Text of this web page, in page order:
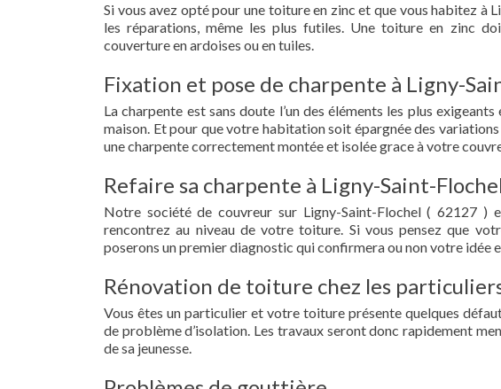
Si vous avez opté pour une toiture en zinc et que vous habitez à
les réparations, même les plus futiles. Une toiture en zinc
couverture en ardoises ou en tuiles.
Fixation et pose de charpente à Ligny-
La charpente est sans doute l’un des éléments les plus
maison. Et pour que votre habitation soit épargnée des
une charpente correctement montée et isolée grace à votre
Refaire sa charpente à Ligny-Saint-
Notre société de couvreur sur Ligny-Saint-Flochel ( 62127 )
rencontrez au niveau de votre toiture. Si vous pensez que
poserons un premier diagnostic qui confirmera ou non votre idée
Rénovation de toiture chez les
Vous êtes un particulier et votre toiture présente quelques
de problème d’isolation. Les travaux seront donc rapidement
de sa jeunesse.